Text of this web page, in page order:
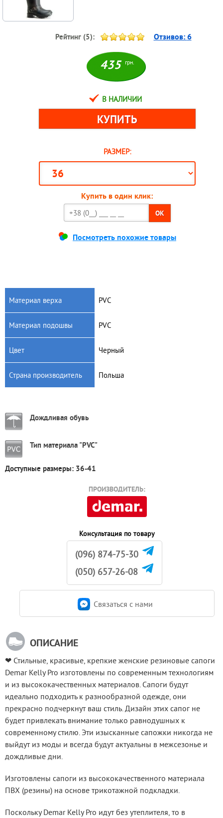
Рейтинг (5): Отзивов:6
435 грн.
В НАЛИЧИИ
РАЗМЕР:
Купить в один клик:
OK
Посмотреть похожие товары
Материал верха PVC
Материал подошвы PVC
Цвет Черный
Страна производитель Польша
Дождливая обувь
Тип материала "PVC"
Доступные размеры: 36-41
ПРОИЗВОДИТЕЛЬ:
Консультация по товару
(096) 874-75-30
(050) 657-26-08
Связаться c нами
ОПИСАНИЕ
❤ Стильные, красивые, крепкие женские резиновые сапоги
Demar Kelly Pro изготовлены по современным технологиям
и из высококачественных материалов. Сапоги будут
идеально подходить к разнообразной одежде, они
прекрасно подчеркнут ваш стиль. Дизайн этих сапог не
будет привлекать внимание только равнодушных к
современному стилю. Эти изысканные сапожки никогда не
выйдут из моды и всегда будут актуальны в межсезонье и
дождливые дни.
Изготовлены сапоги из высококачественного материала
ПВХ (резины) на основе трикотажной подкладки.
Поскольку Demar Kelly Pro идут без утеплителя, то в